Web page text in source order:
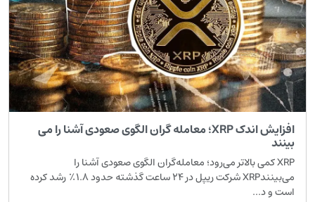
افزایش اندک XRP؛ معامله گران الگوی صعودی آشنا را می
XRP کمی بالاتر می‌رود؛ معامله‌گران الگوی صعودی آشنا را
می‌بینندXRP شرکت ریپل در ۲۴ ساعت گذشته حدود ۱.۸٪ رشد کرده
و د...